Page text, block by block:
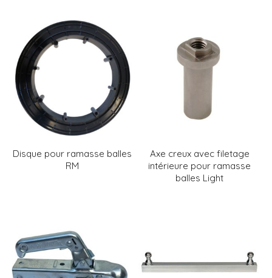
Disque pour ramasse balles
RM
Axe creux avec filetage
intérieure pour ramasse
balles Light